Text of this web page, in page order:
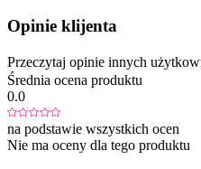
Opinie klijenta
Przeczytaj opinie innych
Średnia ocena produktu
0.0
na podstawie wszystkich ocen
Nie ma oceny dla tego produktu